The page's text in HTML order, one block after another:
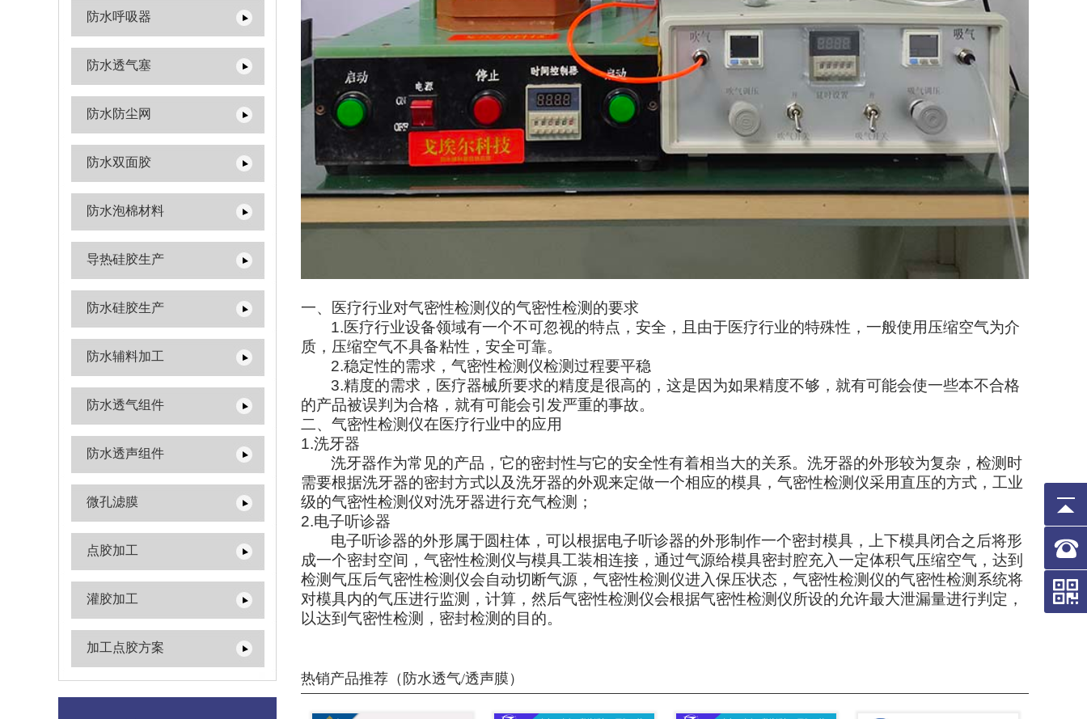
防水呼吸器
防水透气塞
防水防尘网
防水双面胶
防水泡棉材料
导热硅胶生产
防水硅胶生产
防水辅料加工
防水透气组件
防水透声组件
微孔滤膜
点胶加工
灌胶加工
加工点胶方案
一、医疗行业对气密性检测仪的气密性检测的要求
1. 医疗行业设备领域有一个不可忽视的特点，安全，且由于医疗行业的特殊性，一般使用压缩空气为介
质，压缩空气不具备粘性，安全可靠。
2.稳定性的需求，气密性检测仪检测过程要平稳
3.精度的需求，医疗器械所要求的精度是很高的，这是因为如果精度不够，就有可能会使一些本不合格
的产品被误判为合格，就有可能会引发严重的事故。
二、气密性检测仪在医疗行业中的应用
1.洗牙器
洗牙器作为常见的产品，它的密封性与它的安全性有着相当大的关系。洗牙器的外形较为复杂，检测时
需要根据洗牙器的密封方式以及洗牙器的外观来定做一个相应的模具，气密性检测仪采用直压的方式，工业
级的气密性检测仪对洗牙器进行充气检测；
2.电子听诊器
电子听诊器的外形属于圆柱体，可以根据电子听诊器的外形制作一个密封模具，上下模具闭合之后将形
成一个密封空间，气密性检测仪与模具工装相连接，通过气源给模具密封腔充入一定体积气压缩空气，达到
检测气压后气密性检测仪会自动切断气源，气密性检测仪进入保压状态，气密性检测仪的气密性检测系统将
对模具内的气压进行监测，计算，然后气密性检测仪会根据气密性检测仪所设的允许最大泄漏量进行判定，
以达到气密性检测，密封检测的目的。
热销产品推荐（防水透气/透声膜）